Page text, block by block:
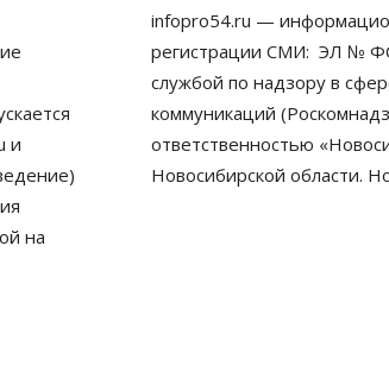
и
на
infopro54.ru —
регистрации СМИ: ЭЛ №
службой по надзору в
коммуникаций
ответственностью
Новосибирской области.